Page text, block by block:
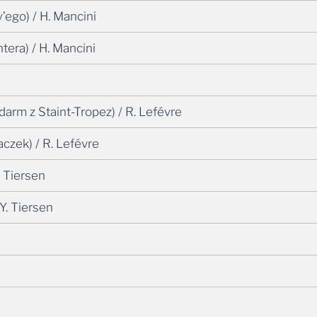
/ H. Mancini
/ H. Mancini
z Staint-Tropez) / R. Lefévre
/ R. Lefévre
Tiersen
Tiersen